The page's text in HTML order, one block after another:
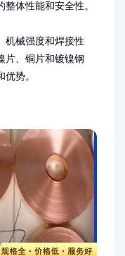
体性能和安全性。
机械强度和焊接性
片、铜片和镀镍钢
势。